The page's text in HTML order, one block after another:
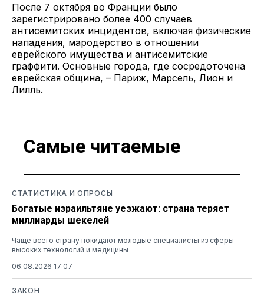
После 7 октября во Франции было
зарегистрировано более 400 случаев
антисемитских инцидентов, включая физические
нападения, мародерство в отношении
еврейского имущества и антисемитские
граффити. Основные города, где сосредоточена
еврейская община, – Париж, Марсель, Лион и
Лилль.
Самые читаемые
СТАТИСТИКА И ОПРОСЫ
Богатые израильтяне уезжают: страна теряет
миллиарды шекелей
Чаще всего страну покидают молодые специалисты из сферы
высоких технологий и медицины
06.08.2026 17:07
ЗАКОН